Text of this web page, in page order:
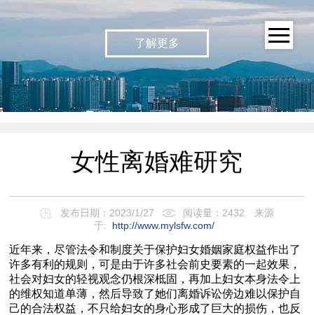
了解更多
女性离婚难研究
发布日期：2023/1/27 阅读量：2432
来源
于: http://www.mylsfw.com/
近年来，尽管法令和制度关于保护妇女婚姻家庭权益作出了
许多有利的规则，可是由于许多社会前史要素的一起效果，
社会对妇女的轻视观念仍根深柢固，再加上妇女本身法令上
的维权知道单薄，然后导致了她们离婚诉讼傍边难以保护自
己的合法权益，不只给妇女的身心形成了巨大的损伤，也反